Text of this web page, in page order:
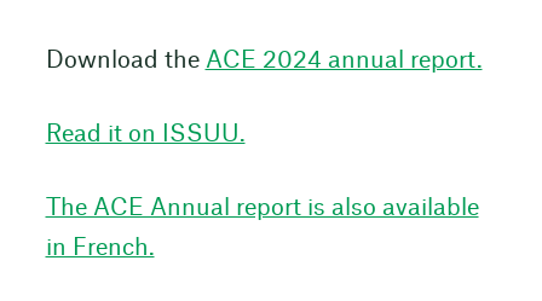
Download the ACE 2024 annual report.
Read it on ISSUU.
The ACE Annual report is also available
in French.